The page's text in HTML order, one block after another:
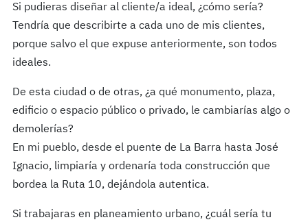
Si pudieras diseñar al cliente/a ideal, ¿cómo sería?
Tendría que describirte a cada uno de mis clientes,
porque salvo el que expuse anteriormente, son todos
ideales.
De esta ciudad o de otras, ¿a qué monumento, plaza,
edificio o espacio público o privado, le cambiarías algo o
demolerías?
En mi pueblo, desde el puente de La Barra hasta José
Ignacio, limpiaría y ordenaría toda construcción que
bordea la Ruta 10, dejándola autentica.
Si trabajaras en planeamiento urbano, ¿cuál sería tu